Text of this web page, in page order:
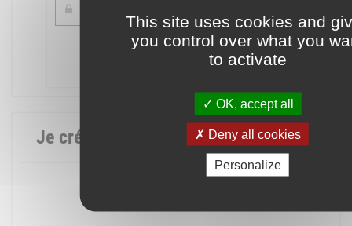
This site uses cookies and
you control over what you
to activate
OK, accept all
Deny all cookies
Personalize
Mot de passe oublié ?
Je crée mon compte